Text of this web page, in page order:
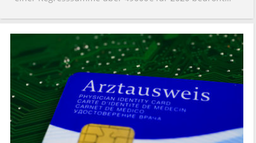
gesucht und allgemeine Argumente vorgebracht. Den
Durchschnittswert im vorauseilenden Gehorsam für
das schlimmste Pandemiejahr ermitteln, wie hätte ich
das machen sollen? Wir hatten jeden einzelnen Tag
auf und fühlen uns willkürlich und abfällig behandelt.
Wie es am Ende ausgeht, müssen wir noch abwarten.
Eine Handlungsempfehlung gibt es logischerweise
nicht, es wären einfach alle unbehandelt geblieben
und hätten der Terminservicestelle ihren Frust
erklären können.